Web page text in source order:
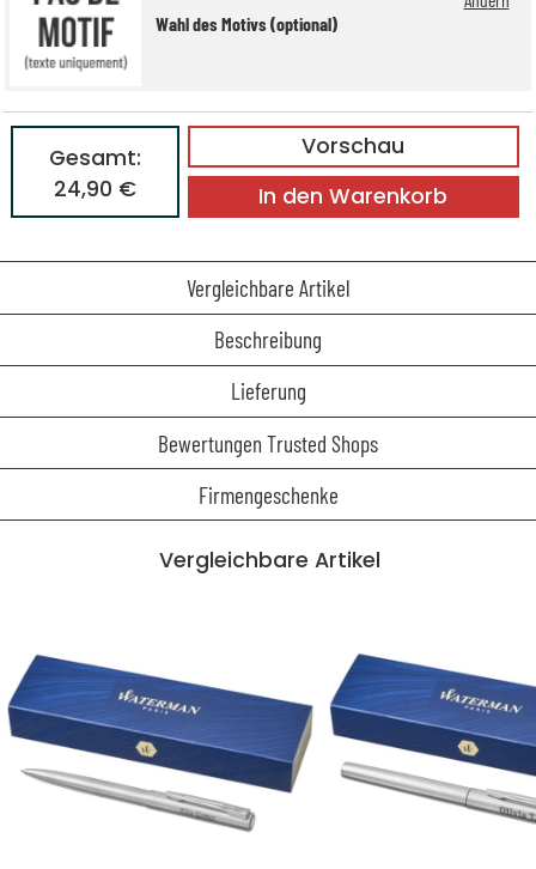
Wahl des Motivs (optional)
Vorschau
Gesamt:
24,90 €
In den Warenkorb
Vergleichbare Artikel
Beschreibung
Lieferung
Bewertungen Trusted Shops
Firmengeschenke
Vergleichbare Artikel